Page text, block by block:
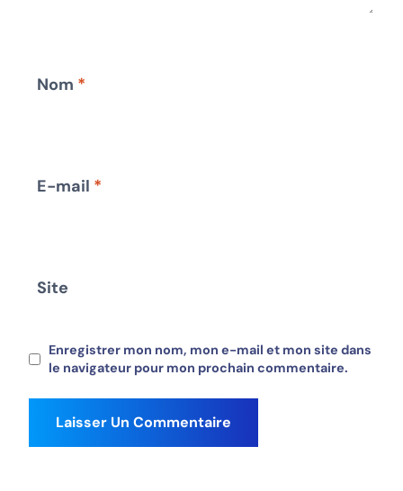
Nom *
E-mail *
Site
Enregistrer mon nom, mon e-mail et mon site dans
le navigateur pour mon prochain commentaire.